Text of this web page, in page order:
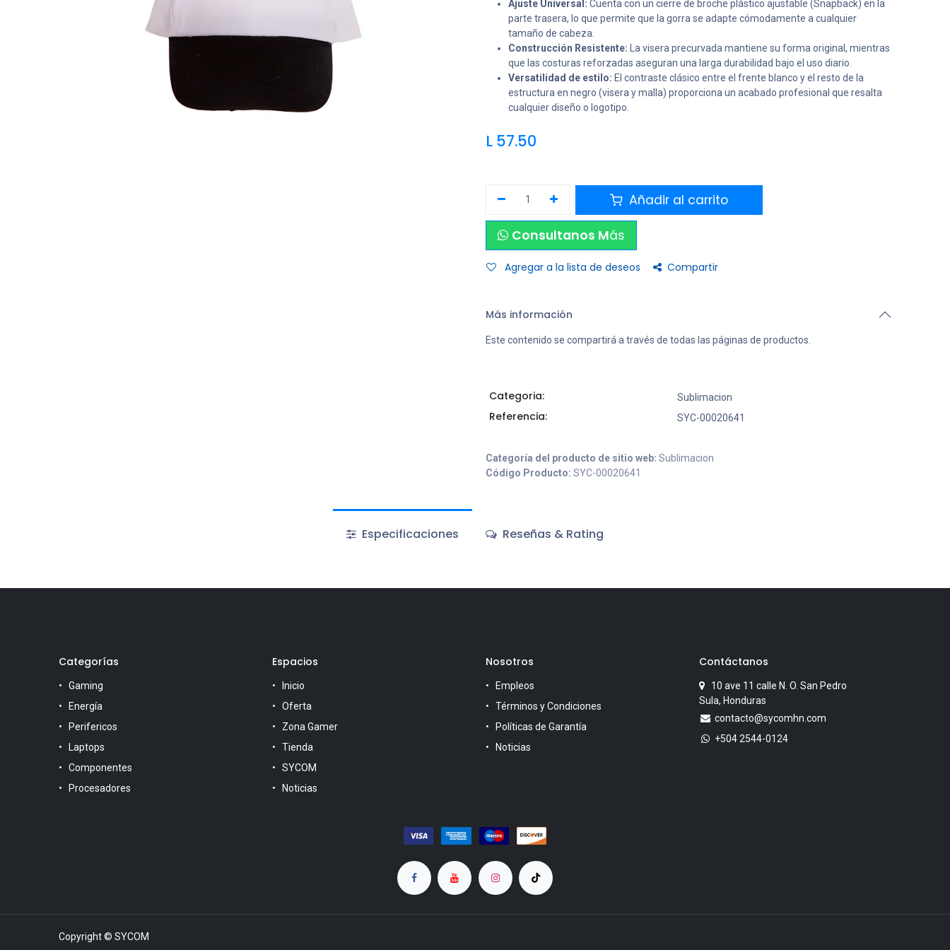
Ajuste Universal: Cuenta con un cierre de broche plástico ajustable (Snapback) en la
parte trasera, lo que permite que la gorra se adapte cómodamente a cualquier
tamaño de cabeza.
Construcción Resistente: La visera precurvada mantiene su forma original, mientras
que las costuras reforzadas aseguran una larga durabilidad bajo el uso diario.
Versatilidad de estilo: El contraste clásico entre el frente blanco y el resto de la
estructura en negro (visera y malla) proporciona un acabado profesional que resalta
cualquier diseño o logotipo.
L 57.50
Añadir al carrito
Consultanos Más
Agregar a la lista de deseos Compartir
Más información
Este contenido se compartirá a través de todas las páginas de productos.
Categoria: Sublimacion
Referencia: SYC-00020641
Categoría del producto de sitio web: Sublimacion
Código Producto: SYC-00020641
Especificaciones Reseñas & Rating
Categorías
Gaming
Energía
Perifericos
Laptops
Componentes
Procesadores
Espacios
Inicio
Oferta
Zona Gamer
Tienda
SYCOM
Noticias
Nosotros
Empleos
Términos y Condiciones
Políticas de Garantía
Noticias
Contáctanos
10 ave 11 calle N. O. San Pedro
Sula, Honduras
contacto@sycomhn.com
+504 2544-0124
Copyright © SYCOM